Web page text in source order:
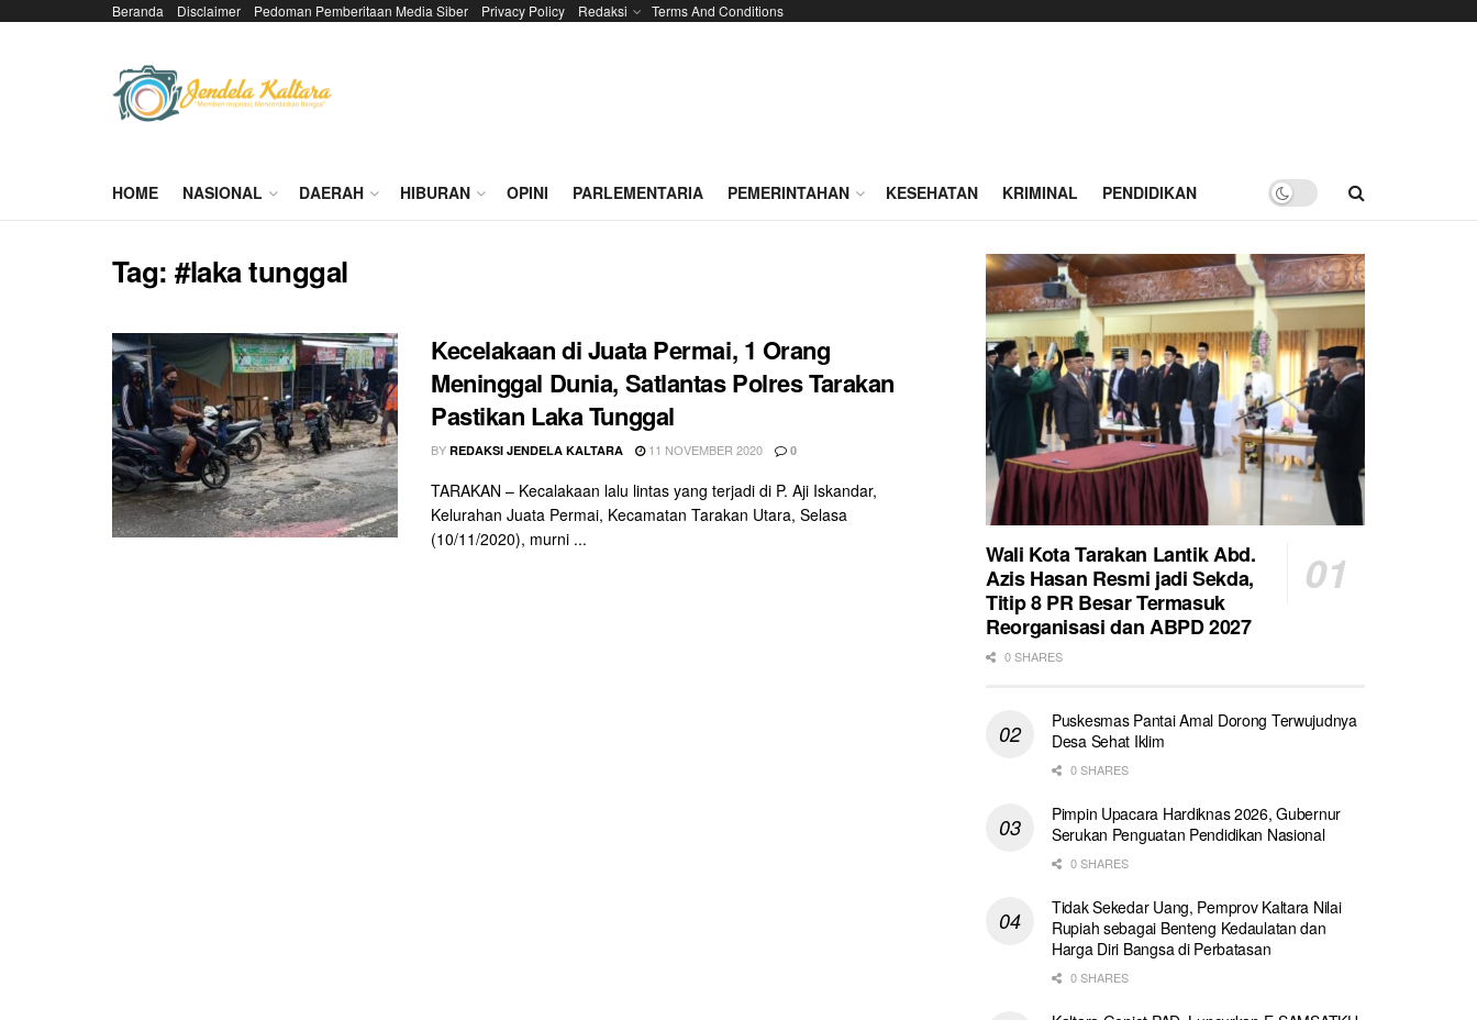
Beranda Disclaimer Pedoman Pemberitaan Media Siber Privacy Policy Redaksi Terms And Conditions
HOME NASIONAL DAERAH HIBURAN OPINI PARLEMENTARIA PEMERINTAHAN KESEHATAN KRIMINAL PENDIDIKAN
Tag:#laka tunggal
Kecelakaan di Juata Permai, 1 Orang
Meninggal Dunia, Satlantas Polres Tarakan
Pastikan Laka Tunggal
BY REDAKSI JENDELA KALTARA 11 NOVEMBER 2020 0
TARAKAN – Kecalakaan lalu lintas yang terjadi di P. Aji Iskandar,
Kelurahan Juata Permai, Kecamatan Tarakan Utara, Selasa
(10/11/2020), murni ...
Wali Kota Tarakan Lantik Abd.
Azis Hasan Resmi jadi Sekda,
Titip 8 PR Besar Termasuk
Reorganisasi dan ABPD 2027
0 SHARES
Puskesmas Pantai Amal Dorong Terwujudnya
Desa Sehat Iklim
0 SHARES
Pimpin Upacara Hardiknas 2026, Gubernur
Serukan Penguatan Pendidikan Nasional
0 SHARES
Tidak Sekedar Uang, Pemprov Kaltara Nilai
Rupiah sebagai Benteng Kedaulatan dan
Harga Diri Bangsa di Perbatasan
0 SHARES